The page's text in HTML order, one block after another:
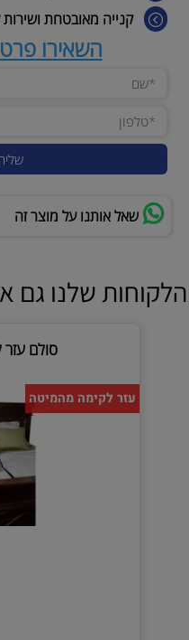
קנייה מאובטחת
השאירו
שאל אותנו על מוצר זה
הלקוחות שלנו גם
סולם
עזר לקימה מהמיטה